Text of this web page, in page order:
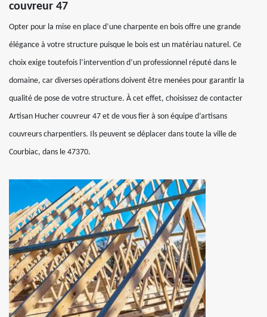
couvreur 47
Opter pour la mise en place d’une charpente en bois offre une grande
élégance à votre structure puisque le bois est un matériau naturel. Ce
choix exige toutefois l’intervention d’un professionnel réputé dans le
domaine, car diverses opérations doivent être menées pour garantir la
qualité de pose de votre structure. À cet effet, choisissez de contacter
Artisan Hucher couvreur 47 et de vous fier à son équipe d’artisans
couvreurs charpentiers. Ils peuvent se déplacer dans toute la ville de
Courbiac, dans le 47370.